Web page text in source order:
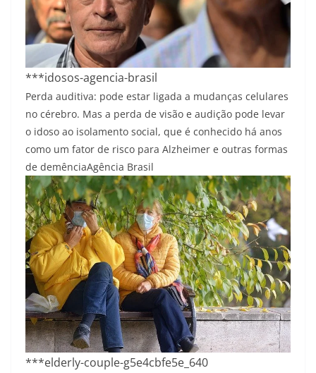
***idosos-agencia-brasil
Perda auditiva: pode estar ligada a mudanças celulares
no cérebro. Mas a perda de visão e audição pode levar
o idoso ao isolamento social, que é conhecido há anos
como um fator de risco para Alzheimer e outras formas
de demênciaAgência Brasil
***elderly-couple-g5e4cbfe5e_640